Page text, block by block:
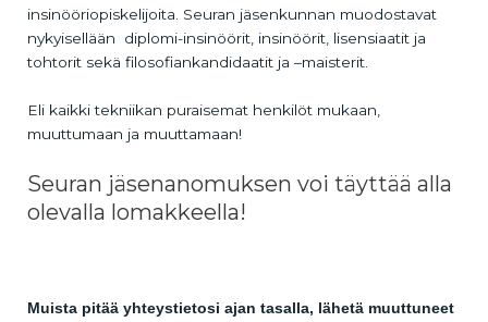
insinööriopiskelijoita. Seuran jäsenkunnan muodostavat
nykyisellään diplomi-insinöörit, insinöörit, lisensiaatit ja
tohtorit sekä filosofiankandidaatit ja –maisterit.
Eli kaikki tekniikan puraisemat henkilöt mukaan,
muuttumaan ja muuttamaan!
Seuran jäsenanomuksen voi täyttää alla
olevalla lomakkeella!
Muista pitää yhteystietosi ajan tasalla, lähetä muuttuneet